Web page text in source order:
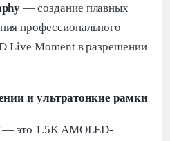
— создание плавных
профессионального
Live Moment в разрешении
и ультратонкие рамки
— это 1.5K AMOLED-